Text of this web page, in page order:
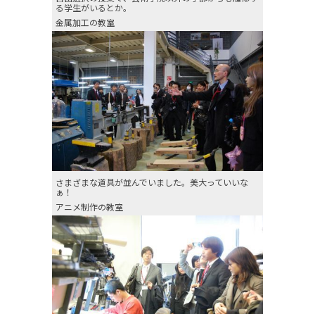
る学生がいるとか。
金属加工の教室
さまざまな道具が並んでいました。美大っていいな
ぁ！
アニメ制作の教室